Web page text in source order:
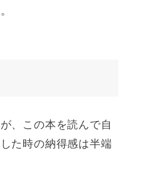
、この本を読んで自
た時の納得感は半端